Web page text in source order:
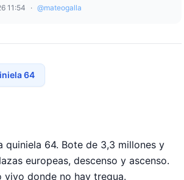
11:54
· @mateogalla
64
quiniela 64. Bote de 3,3 millones y
europeas, descenso y ascenso.
vivo donde no hay tregua.